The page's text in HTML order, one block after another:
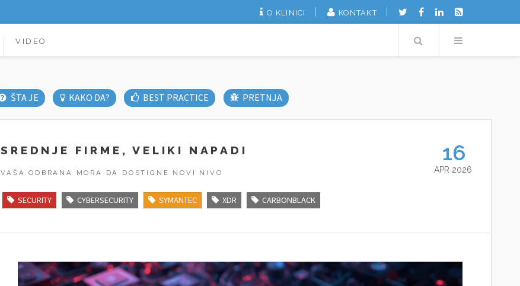
O KLINICI KONTAKT
VIDEO Search
ŠTA JE KAKO DA? BEST PRACTICE PRETNJA
SREDNJE FIRME, VELIKI NAPADI
VAŠA ODBRANA MORA DA DOSTIGNE NOVI NIVO
SECURITY CYBERSECURITY SYMANTEC XDR CARBONBLACK
16
APR 2026